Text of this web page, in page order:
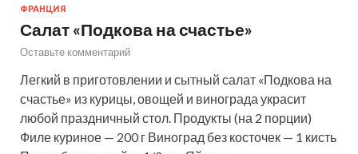
ФРАНЦИЯ
Салат «Подкова на счастье»
Оставьте комментарий
Легкий в приготовлении и сытный салат «Подкова на
счастье» из курицы, овощей и винограда украсит
любой праздничный стол. Продукты (на 2 порции)
Филе куриное — 200 г Виноград без косточек — 1 кисть